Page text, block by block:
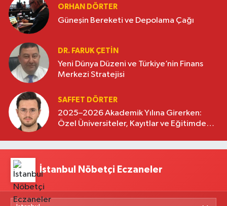
ORHAN DÖRTER
Güneşin Bereketi ve Depolama Çağı
DR. FARUK ÇETİN
Yeni Dünya Düzeni ve Türkiye’nin Finans
Merkezi Stratejisi
SAFFET DÖRTER
2025–2026 Akademik Yılına Girerken:
Özel Üniversiteler, Kayıtlar ve Eğitimde
İstanbul Nöbetçi Eczaneler